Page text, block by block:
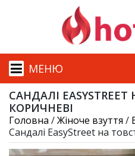
МЕНЮ
САНДАЛІ
КОРИЧНЕВІ
Головна /Жіноче взуття /
Сандалі EasyStreet на